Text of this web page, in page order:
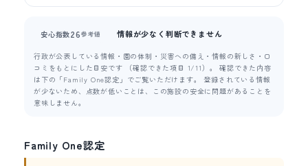
安心指数26参考値 情報が少なく判断できません
行政が公表している情報・園の体制・災害への備え・情報の新しさ・口
コミをもとにした目安です （確認できた項目 1/11）。 確認できた内容
は下の「Family One認定」でご覧いただけます。 登録されている情報
が少ないため、点数が低いことは、この施設の安全に問題があることを
意味しません。
Family One認定